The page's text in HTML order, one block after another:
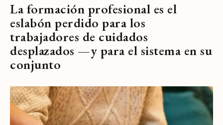
La formación profesional es el
eslabón perdido para los
trabajadores de cuidados
desplazados —y para el sistema en su
conjunto